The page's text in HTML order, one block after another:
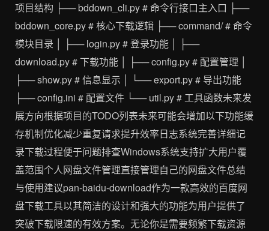
项目结构 ├── bddown_cli.py # 命令行接口主入口 ├──
bddown_core.py # 核心下载逻辑 ├── command/ # 命令
模块目录 │ ├── login.py # 登录功能 │ ├──
download.py # 下载功能 │ ├── config.py # 配置管理 │
├── show.py # 信息显示 │ └── export.py # 导出功能
├── config.ini # 配置文件 └── util.py # 工具函数未来发
展方向根据项目的TODO列表未来可能会增加以下功能缓
存机制优化减少重复请求提升效率日志系统完善详细记
录下载过程便于问题排查Windows系统支持扩大用户覆
盖范围个人网盘文件管理直接管理自己的网盘文件总结
与使用建议pan-baidu-download作为一款高效的百度网
盘下载工具以其简洁的设计和强大的功能为用户提供了
突破下载限速的有效方案。无论你是需要频繁下载资源